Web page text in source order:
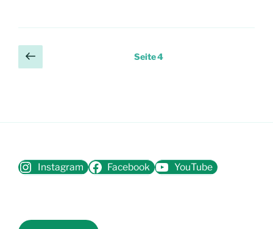
Seitennummerierung
der
Vorherige
Seite
Seite4
Instagram Facebook YouTube